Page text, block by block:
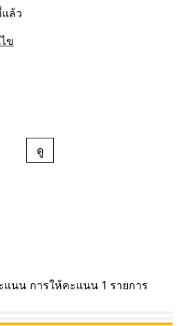
ล้ว
ข
ดู
แนน การให้คะแนน 1 รายการ